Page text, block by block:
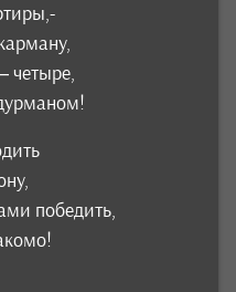
четыре,
победить,